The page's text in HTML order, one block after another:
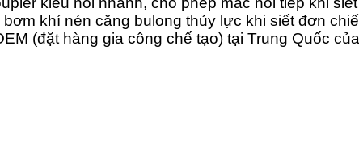
khí nén căng bulong thủy lực khi siết đơn
(đặt hàng gia công chế tạo) tại Trung Quốc